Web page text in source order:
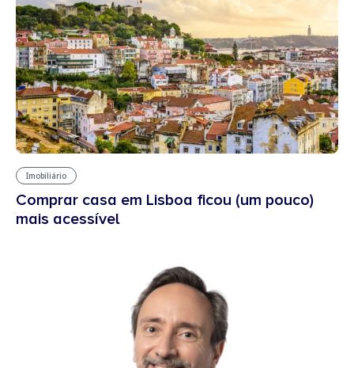
Imobiliário
Comprar casa em Lisboa ficou (um pouco)
mais acessível